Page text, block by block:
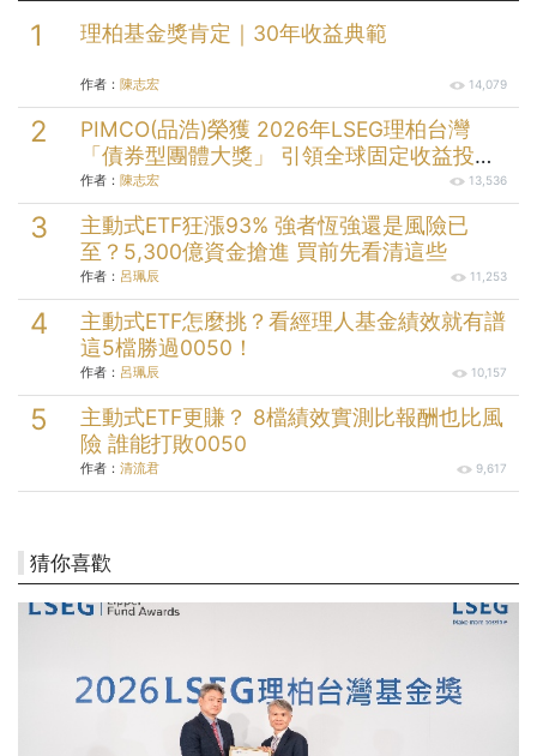
理柏基金獎肯定｜30年收益典範
作者： 陳志宏 14,079
PIMCO(品浩)榮獲 2026年LSEG理柏台灣
「債券型團體大獎」 引領全球固定收益投資
逾半世紀的投資實力
作者： 陳志宏 13,536
主動式ETF狂漲93% 強者恆強還是風險已
至？5,300億資金搶進 買前先看清這些
作者： 呂珮辰 11,253
主動式ETF怎麼挑？看經理人基金績效就有譜
這5檔勝過0050！
作者： 呂珮辰 10,157
主動式ETF更賺？ 8檔績效實測比報酬也比風
險 誰能打敗0050
作者： 清流君 9,617
猜你喜歡